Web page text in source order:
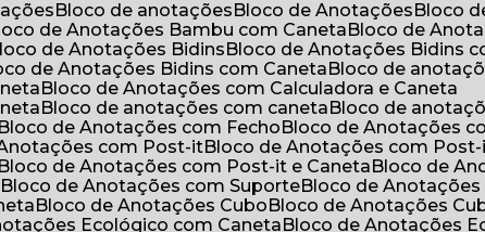
Bloco de anotações Bloco de Anotações Bloco
de Anotações Bambu com Caneta
Bloco de
Bloco de Anotações Bidins
Bloco de Anotações Bidins
de Anotações Bidins com Caneta
Bloco de
Bloco de Anotações com Calculadora e Caneta
Bloco de anotações com caneta
Bloco de
Bloco de Anotações com Fecho
Bloco de Anotações
Anotações com Post-it
Bloco de Anotações com
Bloco de Anotações com Post-it e Caneta
Bloco de
Bloco de Anotações com Suporte
Bloco de
Bloco de Anotações Cubo
Bloco de Anotações
Ecológico com Caneta
Bloco de Anotações